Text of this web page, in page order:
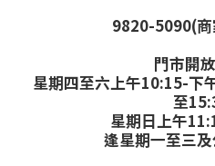
9820-5090(
門市開
星期四至六上午10:15-下
至
星期日上午
逢星期一至三